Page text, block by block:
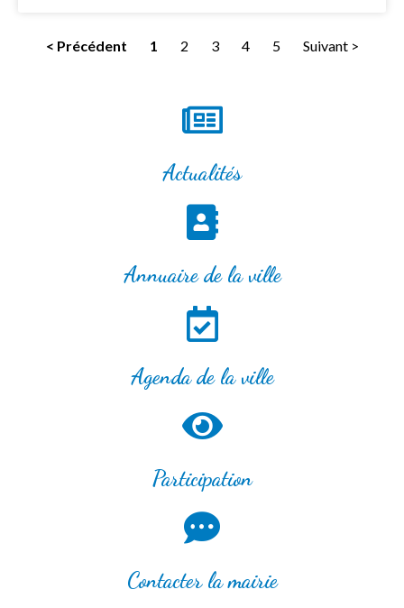
< Précédent 1 2 3 4 5 Suivant >
Actualités
Annuaire de la ville
Agenda de la ville
Participation
Contacter la mairie